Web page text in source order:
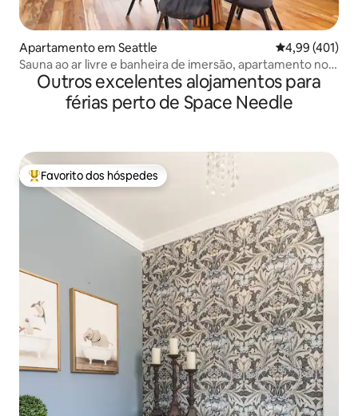
Apartamento em Seattle Classificação
4,99 (401)
Sauna ao ar livre e banheira de imersão, apartamento no
último andar
Outros excelentes alojamentos para
férias perto de Space Needle
Favoritos dos hóspedes mais apreciados
Favorito dos hóspedes